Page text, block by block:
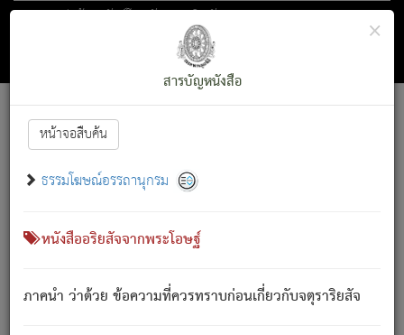
ตอน 1 ว่าด้วย สัตว์โลกกับจตุราริยสัจ
สารบัญ×
สารบัญหนังสือ
หน้าจอสืบค้น
ธรรมโฆษณ์อรรถานุกรม
หนังสืออริยสัจจากพระโอษฐ์
ภาคนำ ว่าด้วย ข้อความที่ควรทราบก่อนเกี่ยวกับจตุราริยสัจ
Font :15 ]||
สัตว์โลกนี้ เกิดความเดือดร้อนแล้ว มีผัสสะบังหน้า
เขาสำคัญสิ่งใด โดยความเป็นประการใด แต่สิ่งนั้นย่อมเป็น
(ตามที่เป็นจริง) โดยประการอื่นจากที่เขาสำคัญนั้น
สัตว์โลกติดข้องอยู่ในภพ ถูกภพบังหน้าแล้ว มีภพโดยความ
เป็นอย่างอื่น (จากที่มันเป็นอยู่จริง) จึงได้เพลิดเพลินยิ่งนักในภพ